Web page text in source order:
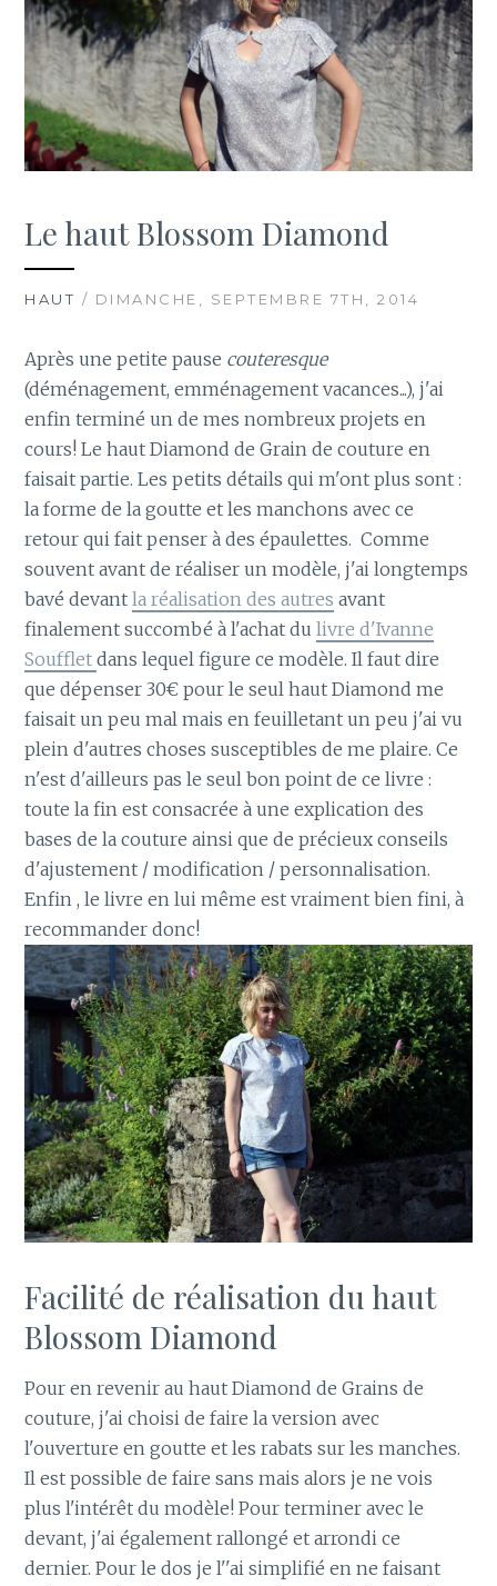
Le haut Blossom Diamond
HAUT / DIMANCHE, SEPTEMBRE 7TH, 2014
Après une petite pause couteresque
(déménagement, emménagement vacances...), j'ai
enfin terminé un de mes nombreux projets en
cours! Le haut Diamond de Grain de couture en
faisait partie. Les petits détails qui m'ont plus sont :
la forme de la goutte et les manchons avec ce
retour qui fait penser à des épaulettes. Comme
souvent avant de réaliser un modèle, j'ai longtemps
bavé devantla réalisation des autres avant
finalement succombé à l'achat dulivre d'Ivanne
Souffletdans lequel figure ce modèle. Il faut dire
que dépenser 30€ pour le seul haut Diamond me
faisait un peu mal mais en feuilletant un peu j'ai vu
plein d'autres choses susceptibles de me plaire. Ce
n'est d'ailleurs pas le seul bon point de ce livre :
toute la fin est consacrée à une explication des
bases de la couture ainsi que de précieux conseils
d'ajustement / modification / personnalisation.
Enfin , le livre en lui même est vraiment bien fini, à
recommander donc!
Facilité de réalisation du haut
Blossom Diamond
Pour en revenir au haut Diamond de Grains de
couture, j'ai choisi de faire la version avec
l'ouverture en goutte et les rabats sur les manches.
Il est possible de faire sans mais alors je ne vois
plus l'intérêt du modèle! Pour terminer avec le
devant, j'ai également rallongé et arrondi ce
dernier. Pour le dos je l''ai simplifié en ne faisant